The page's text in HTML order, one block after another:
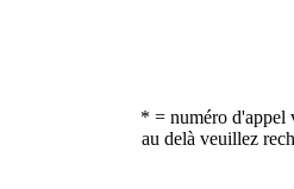
* = numéro d'appel
au delà veuillez